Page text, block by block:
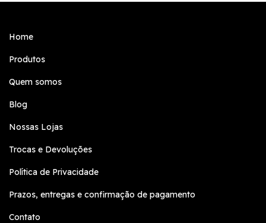
Home
Produtos
Quem somos
Blog
Nossas Lojas
Trocas e Devoluções
Política de Privacidade
Prazos, entregas e confirmação de pagamento
Contato